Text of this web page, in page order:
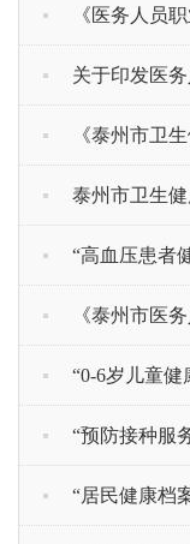
《医务人员
关于印发医
《泰州市卫
泰州市卫生
“高血压患者
《泰州市医
“0-6岁儿童
“预防接种服
“居民健康档